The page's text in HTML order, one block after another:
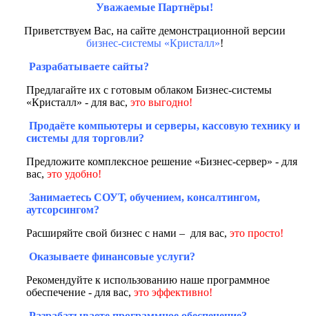
Уважаемые Партнёры!
Приветствуем Вас, на сайте демонстрационной версии
бизнес-системы «Кристалл»!
Разрабатываете сайты?
Предлагайте их с готовым облаком Бизнес-системы
«Кристалл» - для вас, это выгодно!
Продаёте компьютеры и серверы, кассовую технику и
системы для торговли?
Предложите комплексное решение «Бизнес-сервер» - для
вас, это удобно!
Занимаетесь СОУТ, обучением, консалтингом,
аутсорсингом?
Расширяйте свой бизнес с нами – для вас, это просто!
Оказываете финансовые услуги?
Рекомендуйте к использованию наше программное
обеспечение - для вас, это эффективно!